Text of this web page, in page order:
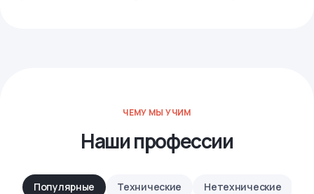
ЧЕМУ МЫ УЧИМ
Наши профессии
Популярные Технические Нетехнические